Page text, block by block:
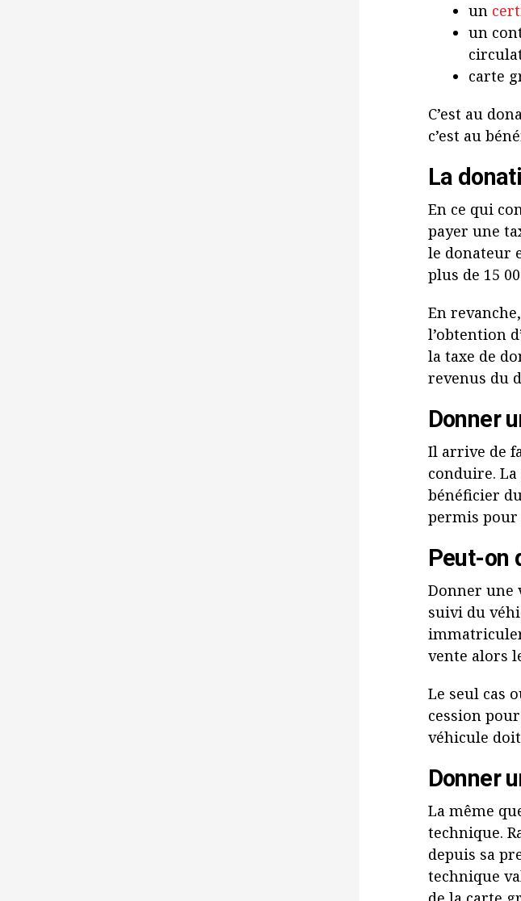
un
un
carte
C’est au
c’est au
La
En ce qui
payer une
le donateur
plus de 15
En
l’obtention
la taxe de
revenus du
Donner
Il arrive de
conduire.
bénéficier
permis pour
Peut-on
Donner une
suivi du
vente alors
Le seul cas
cession
véhicule
Donner
La même
technique.
depuis sa
technique